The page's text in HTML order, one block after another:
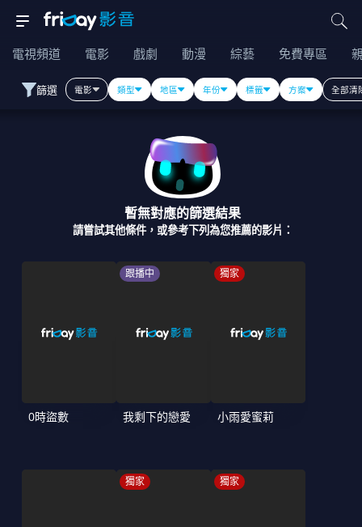
電視頻道 電影 戲劇 動漫 綜藝 免費專區
篩選 電影 類型 地區 年份 標籤 方案 全部清
暫無對應的篩選結果
請嘗試其他條件，或參考下列為您推薦的影片：
0時盜數
跟播中
我剩下的戀愛
獨家
小雨愛蜜莉
獨家 獨家